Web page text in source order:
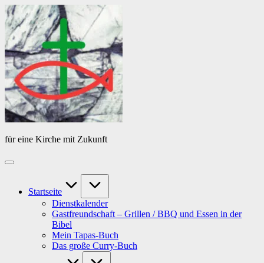
Skip
to
content
von
PfarrerB
für eine Kirche mit Zukunft
Startseite
Dienstkalender
Gastfreundschaft – Grillen / BBQ und Essen in der
Bibel
Mein Tapas-Buch
Das große Curry-Buch